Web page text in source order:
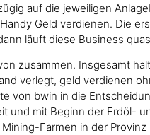
auf die jeweiligen
Geld verdienen. Die
läuft diese Business
zusammen. Insgesamt
verlegt, geld verdienen
von bwin in die
und mit Beginn der Erdöl-
Farmen in der